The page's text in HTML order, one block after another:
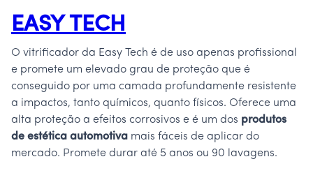
EASY TECH
O vitrificador da Easy Tech é de uso apenas profissional
e promete um elevado grau de proteção que é
conseguido por uma camada profundamente resistente
a impactos, tanto químicos, quanto físicos. Oferece uma
alta proteção a efeitos corrosivos e é um dos produtos
de estética automotiva mais fáceis de aplicar do
mercado. Promete durar até 5 anos ou 90 lavagens.